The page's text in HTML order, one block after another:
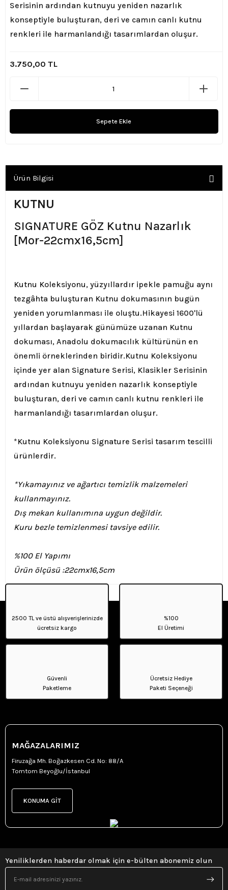
Serisinin ardından kutnuyu yeniden nazarlık
konseptiyle buluşturan, deri ve camın canlı kutnu
renkleri ile harmanlandığı tasarımlardan oluşur.
3.750,00 TL
Sepete Ekle
Ürün Bilgisi
KUTNU
SIGNATURE GÖZ Kutnu Nazarlık
[Mor-22cmx16,5cm]
Kutnu Koleksiyonu, yüzyıllardır ipekle pamuğu aynı
tezgâhta buluşturan Kutnu dokumasının bugün
yeniden yorumlanması ile oluştu.Hikayesi 1600'lü
yıllardan başlayarak günümüze uzanan Kutnu
dokuması, Anadolu dokumacılık kültürünün en
önemli örneklerinden biridir.Kutnu Koleksiyonu
içinde yer alan Signature Serisi, Klasikler Serisinin
ardından kutnuyu yeniden nazarlık konseptiyle
buluşturan, deri ve camın canlı kutnu renkleri ile
harmanlandığı tasarımlardan oluşur.
*Kutnu Koleksiyonu Signature Serisi tasarım tescilli
ürünlerdir.
*Yıkamayınız ve ağartıcı temizlik malzemeleri
kullanmayınız.
Dış mekan kullanımına uygun değildir.
Kuru bezle temizlenmesi tavsiye edilir.
%100 El Yapımı
Ürün ölçüsü :22cmx16,5cm
2500 TL ve üstü alışverişlerinizde
ücretsiz kargo
%100
El Üretimi
Güvenli
Paketleme
Ücretsiz Hediye
Paketi Seçeneği
MAĞAZALARIMIZ
Firuzağa Mh. Boğazkesen Cd. No: 88/A
Tomtom Beyoğlu/İstanbul
KONUMA GİT
Yeniliklerden haberdar olmak için e-bülten abonemiz olun